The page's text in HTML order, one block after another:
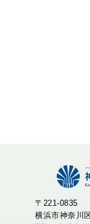
〒221-0835
横浜市神奈川